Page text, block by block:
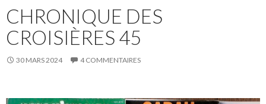
CHRONIQUE DES
CROISIÈRES 45
30 MARS 2024 4 COMMENTAIRES